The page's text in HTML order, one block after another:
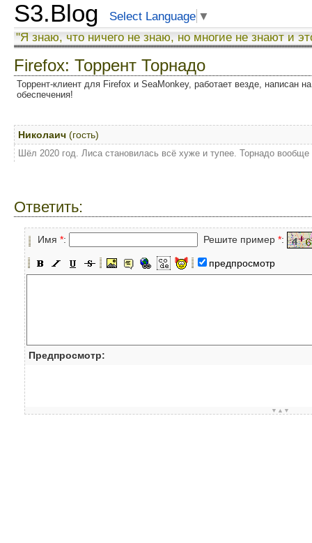
S3.Blog Select Language ▼
"Я знаю, что ничего не знаю, но многие не знают и
Firefox: Торрент Торнадо
Торрент-клиент для Firefox и SeaMonkey, работает везде, написан
обеспечения!
Николаич (гость)
Шёл 2020 год. Лиса становилась всё хуже и тупее. Торнадо
Ответить:
Имя *: Решите пример *:
предпросмотр
Предпросмотр:
▼▲▼